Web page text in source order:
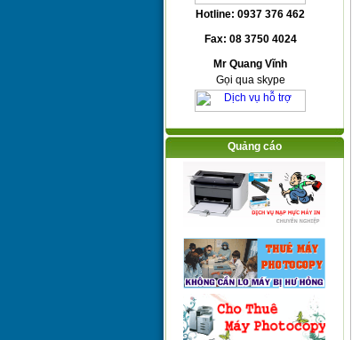
Hotline: 0937 376 462
Fax: 08 3750 4024
Mr Quang Vĩnh
Gọi qua skype
Quảng cáo